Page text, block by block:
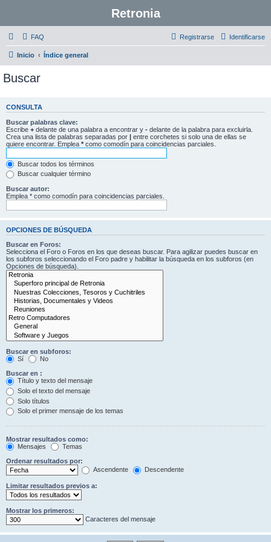
Retronia
FAQ Identificarse
Registrarse
Inicio Índice general
Buscar
CONSULTA
Buscar palabras clave:
Escribe + delante de una palabra a encontrar y - delante de la palabra para excluirla.
Crea una lista de palabras separadas por | entre corchetes si solo una de ellas se
quiere encontrar. Emplea * como comodín para coincidencias parciales.
Buscar todos los términos
Buscar cualquier término
Buscar autor:
Emplea * como comodín para coincidencias parciales.
OPCIONES DE BÚSQUEDA
Buscar en Foros:
Selecciona el Foro o Foros en los que deseas buscar. Para agilizar puedes buscar en
los subforos seleccionando el Foro padre y habilitar la búsqueda en los subforos (en
Opciones de búsqueda).
Buscar en subforos:
Sí
No
Buscar en :
Título y texto del mensaje
Solo el texto del mensaje
Solo títulos
Solo el primer mensaje de los temas
Mostrar resultados como:
Mensajes
Temas
Ordenar resultados por:
Ascendente
Descendente
Limitar resultados previos a:
Mostrar los primeros:
Caracteres del mensaje